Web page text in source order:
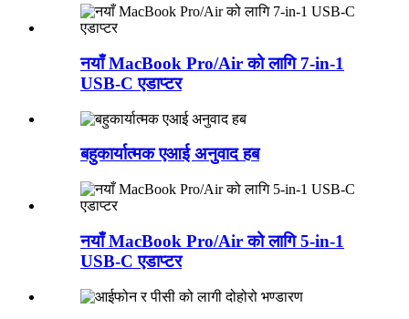
नयाँ MacBook Pro/Air को लागि 7-in-1
USB-C एडाप्टर
बहुकार्यात्मक एआई अनुवाद हब
नयाँ MacBook Pro/Air को लागि 5-in-1
USB-C एडाप्टर